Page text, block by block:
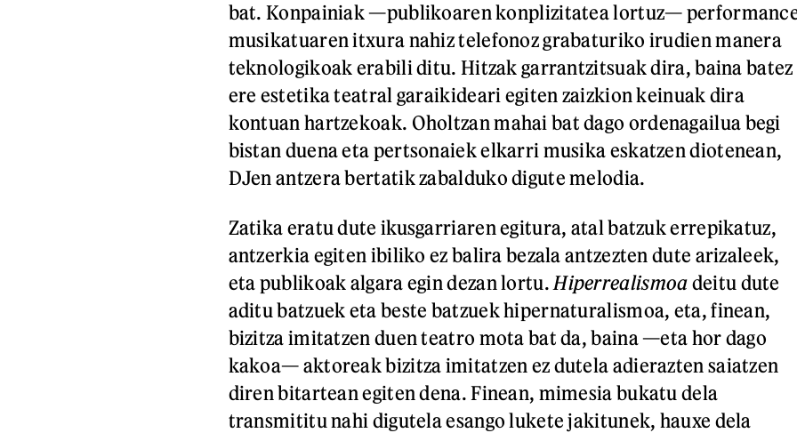
bat. Konpainiak —publikoaren konplizitatea lortuz—
musikatuaren itxura nahiz telefonoz grabaturiko irudien manera
teknologikoak erabili ditu. Hitzak garrantzitsuak dira, baina batez
ere estetika teatral garaikideari egiten zaizkion keinuak dira
kontuan hartzekoak. Oholtzan mahai bat dago ordenagailua begi
bistan duena eta pertsonaiek elkarri musika eskatzen diotenean,
DJen antzera bertatik zabalduko digute melodia.
Zatika eratu dute ikusgarriaren egitura, atal batzuk errepikatuz,
antzerkia egiten ibiliko ez balira bezala antzezten dute arizaleek,
eta publikoak algara egin dezan lortu. Hiperrealismoa deitu dute
aditu batzuek eta beste batzuek hipernaturalismoa, eta, finean,
bizitza imitatzen duen teatro mota bat da, baina —eta hor dago
kakoa— aktoreak bizitza imitatzen ez dutela adierazten saiatzen
diren bitartean egiten dena. Finean, mimesia bukatu dela
transmititu nahi digutela esango lukete jakitunek, hauxe dela